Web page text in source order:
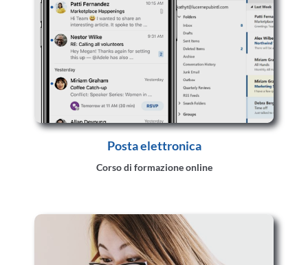
Posta elettronica
Corso di formazione online